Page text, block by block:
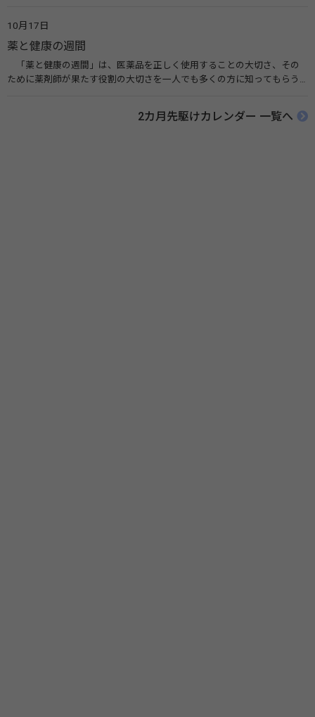
10月17日
薬と健康の週間
「薬と健康の週間」は、医薬品を正しく使用することの大切さ、その
ために薬剤師が果たす役割の大切さを一人でも多くの方に知ってもらう
伝えたい！薬との付き合い方」（保健指導リソースガイド）
2カ月先駆けカレンダー 一覧へ